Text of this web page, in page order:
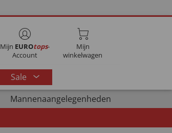
Mijn EUROtops-
Account
Mijn
winkelwagen
Sale
Mannenaangelegenheden